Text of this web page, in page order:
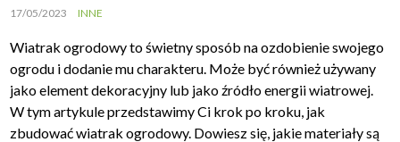
17/05/2023 INNE
Wiatrak ogrodowy to świetny sposób na ozdobienie swojego
ogrodu i dodanie mu charakteru. Może być również używany
jako element dekoracyjny lub jako źródło energii wiatrowej.
W tym artykule przedstawimy Ci krok po kroku, jak
zbudować wiatrak ogrodowy. Dowiesz się, jakie materiały są